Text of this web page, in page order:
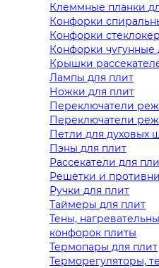
Клеммные планки
Конфорки
Конфорки
Конфорки чугунные
Крышки
Лампы для плит
Ножки для плит
Переключатели
Переключатели
Петли для духовых
Пэны для плит
Рассекатели для
Решетки и
Ручки для плит
Таймеры для плит
Тены,
конфорок плиты
Термопары для плит
Терморегуляторы,